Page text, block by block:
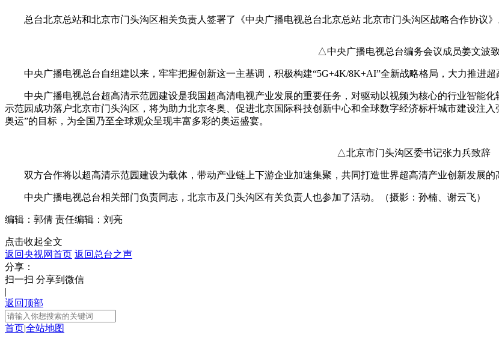
总台北京总站和北京市门头沟区相关负责人签署了《中央广播电视总台北京总站 北京市门头沟区战略合作协议》
△中央广播电视总台编务会议成员姜文波
中央广播电视总台自组建以来，牢牢把握创新这一主基调，积极构建“5G+4K/8K+AI”全新战略格局，大力推进超
中央广播电视总台超高清示范园建设是我国超高清电视产业发展的重要任务，对驱动以视频为核心的行业智能
示范园成功落户北京市门头沟区，将为助力北京冬奥、促进北京国际科技创新中心和全球数字经济标杆城市建设注
奥运”的目标，为全国乃至全球观众呈现丰富多彩的奥运盛宴。
△北京市门头沟区委书记张力兵致辞
双方合作将以超高清示范园建设为载体，带动产业链上下游企业加速集聚，共同打造世界超高清产业创新发展的
中央广播电视总台相关部门负责同志，北京市及门头沟区有关负责人也参加了活动。（摄影：孙楠、谢云飞）
编辑：郭倩 责任编辑：刘亮
点击收起全文
返回央视网首页 返回总台之声
分享：
扫一扫 分享到微信
|
返回顶部
首页|全站地图